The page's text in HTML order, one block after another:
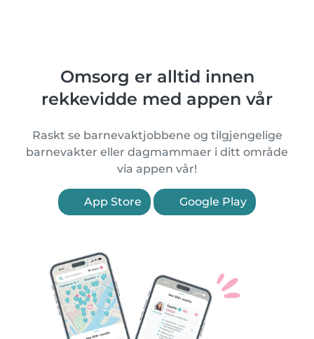
Omsorg er alltid innen
rekkevidde med appen vår
Raskt se barnevaktjobbene og tilgjengelige
barnevakter eller dagmammaer i ditt område
via appen vår!
App Store Google Play